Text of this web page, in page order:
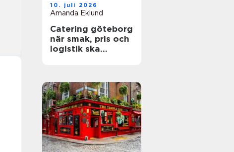
10. juli 2026
Amanda Eklund
Catering göteborg
när smak, pris och
logistik ska